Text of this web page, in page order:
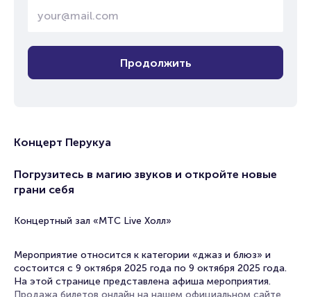
Продолжить
Концерт Перукуа
Погрузитесь в магию звуков и откройте новые
грани себя
Концертный зал «МТС Live Холл»
Мероприятие относится к категории «джаз и блюз» и
состоится с 9 октября 2025 года по 9 октября 2025 года.
На этой странице представлена афиша мероприятия.
Продажа билетов онлайн на нашем официальном сайте